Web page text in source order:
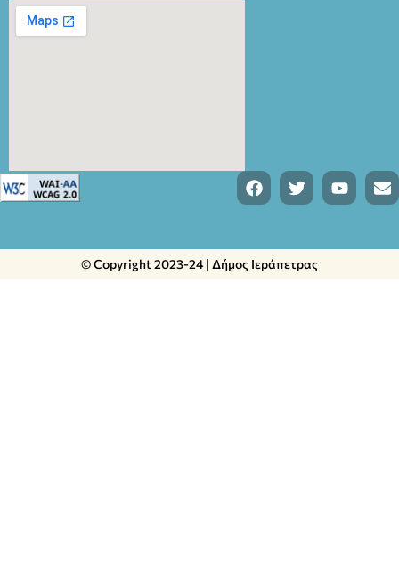
© Copyright 2023-24 | Δήμος Ιεράπετρας